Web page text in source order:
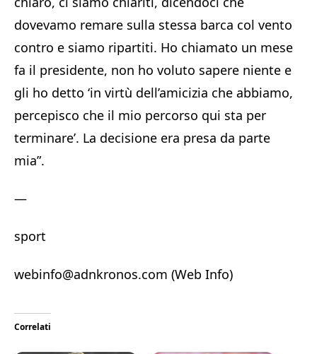
dovevamo remare sulla stessa barca col vento
contro e siamo ripartiti. Ho chiamato un mese
fa il presidente, non ho voluto sapere niente e
gli ho detto ‘in virtù dell’amicizia che abbiamo,
percepisco che il mio percorso qui sta per
terminare’. La decisione era presa da parte
mia”.
—
sport
webinfo@adnkronos.com (Web Info)
Correlati